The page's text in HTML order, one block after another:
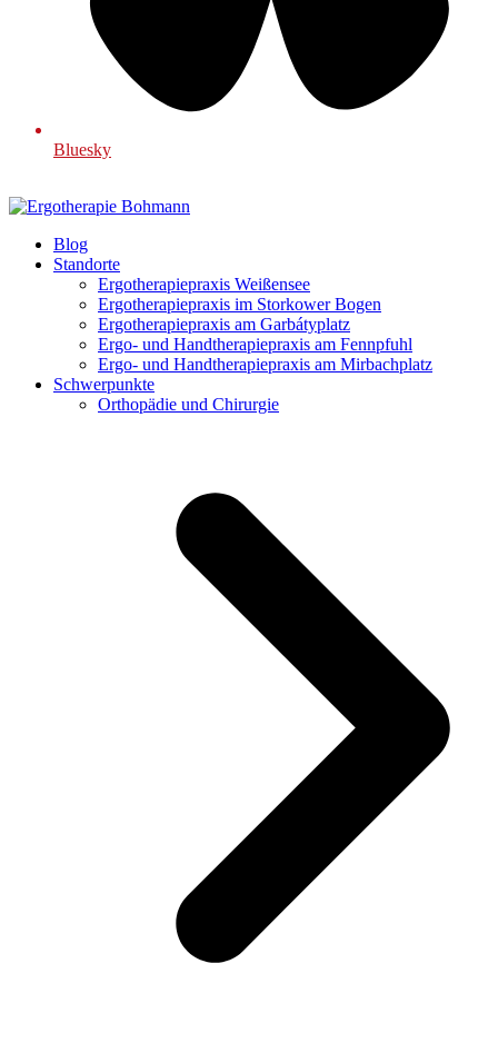
Bluesky
Blog
Standorte
Ergotherapiepraxis Weißensee
Ergotherapiepraxis im Storkower Bogen
Ergotherapiepraxis am Garbátyplatz
Ergo- und Handtherapiepraxis am Fennpfuhl
Ergo- und Handtherapiepraxis am Mirbachplatz
Schwerpunkte
Orthopädie und Chirurgie